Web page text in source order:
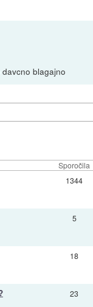
blagajno
Sporočila
1344
5
18
23